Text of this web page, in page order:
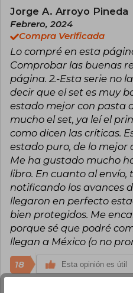
últimos años.
Antes de ser
ingeniero de
china de
ahora
contaminación
Jorge A. Arroyo Pineda
Febrero, 2024
Compra Verificada
Lo compré en esta
Comprobar las buenas
página. 2.-Esta serie no
decir que el set es muy
estado mejor con pasta
mucho el set, ya leí el
como dicen las críticas.
estado puro, de lo mejor
Me ha gustado mucho
libro. En cuanto al envío,
notificando los avances
llegaron en perfecto
bien protegidos. Me
porque sé que podré
llegan a México (o no
18 Esta opinión es útil